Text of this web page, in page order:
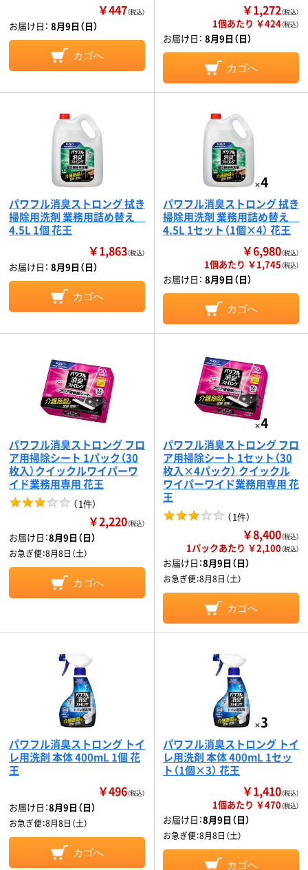
￥447（税込）
お届け日： 8月9日（日）
カゴへ
￥1,272（税込）
1個あたり ￥424（税込）
お届け日： 8月9日（日）
カゴへ
パワフル消臭ストロング 拭き
掃除用洗剤 業務用詰め替え
4.5L 1個 花王
￥1,863（税込）
お届け日： 8月9日（日）
カゴへ
パワフル消臭ストロング 拭き
掃除用洗剤 業務用詰め替え
4.5L 1セット（1個×4） 花王
￥6,980（税込）
1個あたり ￥1,745（税込）
お届け日： 8月9日（日）
カゴへ
パワフル消臭ストロング フロ
ア用掃除シート 1パック（30
枚入）クイックルワイパーワ
イド業務用専用 花王
（1件）
￥2,220（税込）
お届け日：8月9日（日）
お急ぎ便：8月8日（土）
カゴへ
パワフル消臭ストロング フロ
ア用掃除シート 1セット（30
枚入×4パック） クイックル
ワイパーワイド業務用専用 花
王
（1件）
￥8,400（税込）
1パックあたり ￥2,100（税込）
お届け日：8月9日（日）
お急ぎ便：8月8日（土）
カゴへ
パワフル消臭ストロング トイ
レ用洗剤 本体 400mL 1個 花
王
￥496（税込）
お届け日：8月9日（日）
お急ぎ便：8月8日（土）
カゴへ
パワフル消臭ストロング トイ
レ用洗剤 本体 400mL 1セッ
ト（1個×3） 花王
￥1,410（税込）
1個あたり ￥470（税込）
お届け日：8月9日（日）
お急ぎ便：8月8日（土）
カゴへ